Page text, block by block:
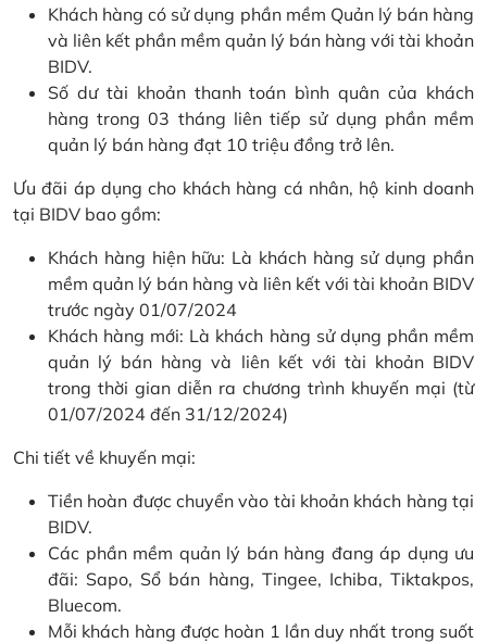
Khách hàng có sử dụng phần mềm Quản lý bán hàng
và liên kết phần mềm quản lý bán hàng với tài khoản
BIDV.
Số dư tài khoản thanh toán bình quân của khách
hàng trong 03 tháng liên tiếp sử dụng phần mềm
quản lý bán hàng đạt 10 triệu đồng trở lên.
Ưu đãi áp dụng cho khách hàng cá nhân, hộ kinh doanh
tại BIDV bao gồm:
Khách hàng hiện hữu: Là khách hàng sử dụng phần
mềm quản lý bán hàng và liên kết với tài khoản BIDV
trước ngày 01/07/2024
Khách hàng mới: Là khách hàng sử dụng phần mềm
quản lý bán hàng và liên kết với tài khoản BIDV
trong thời gian diễn ra chương trình khuyến mại (từ
01/07/2024 đến 31/12/2024)
Chi tiết về khuyến mại:
Tiền hoàn được chuyển vào tài khoản khách hàng tại
BIDV.
Các phần mềm quản lý bán hàng đang áp dụng ưu
đãi: Sapo, Sổ bán hàng, Tingee, Ichiba, Tiktakpos,
Bluecom.
Mỗi khách hàng được hoàn 1 lần duy nhất trong suốt